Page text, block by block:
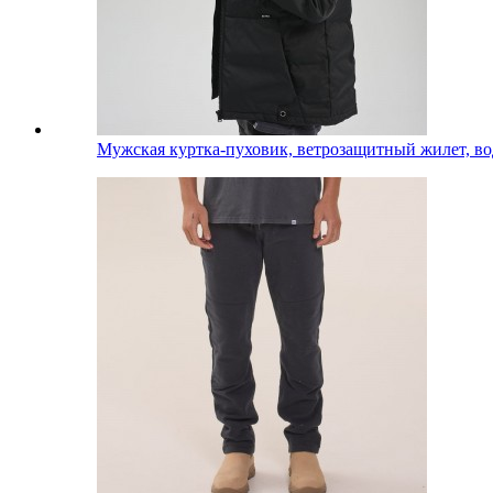
Мужская куртка-пуховик, ветрозащитный жилет,